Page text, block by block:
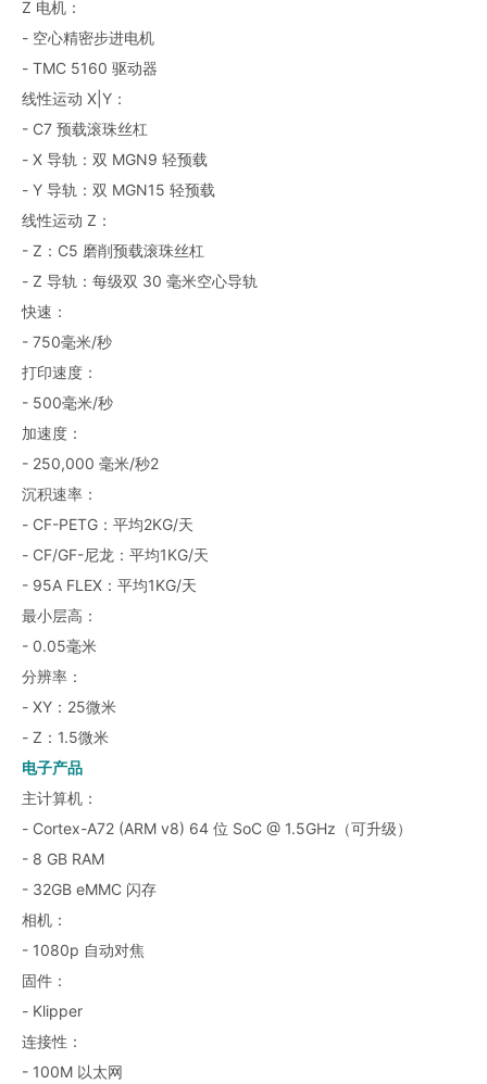
Z 电机：
- 空心精密步进电机
- TMC 5160 驱动器
线性运动 X|Y：
- C7 预载滚珠丝杠
- X 导轨：双 MGN9 轻预载
- Y 导轨：双 MGN15 轻预载
线性运动 Z：
- Z：C5 磨削预载滚珠丝杠
- Z 导轨：每级双 30 毫米空心导轨
快速：
- 750毫米/秒
打印速度：
- 500毫米/秒
加速度：
- 250,000 毫米/秒2
沉积速率：
- CF-PETG：平均2KG/天
- CF/GF-尼龙：平均1KG/天
- 95A FLEX：平均1KG/天
最小层高：
- 0.05毫米
分辨率：
- XY：25微米
- Z：1.5微米
电子产品
主计算机：
- Cortex-A72 (ARM v8) 64 位 SoC @ 1.5GHz（可升级）
- 8 GB RAM
- 32GB eMMC 闪存
相机：
- 1080p 自动对焦
固件：
- Klipper
连接性：
- 100M 以太网